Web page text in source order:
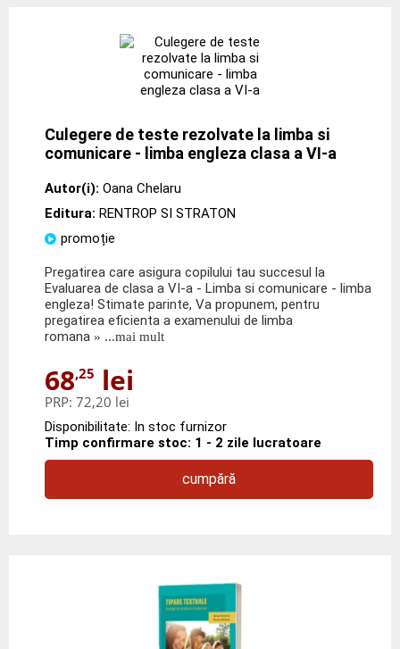
Culegere de teste rezolvate la limba si
comunicare - limba engleza clasa a VI-a
Autor(i): Oana Chelaru
Editura: RENTROP SI STRATON
promoție
Pregatirea care asigura copilului tau succesul la
Evaluarea de clasa a VI-a - Limba si comunicare - limba
engleza! Stimate parinte, Va propunem, pentru
pregatirea eficienta a examenului de limba
romana » ...mai mult
68,25 lei
PRP: 72,20 lei
Disponibilitate: In stoc furnizor
Timp confirmare stoc: 1 - 2 zile lucratoare
cumpără